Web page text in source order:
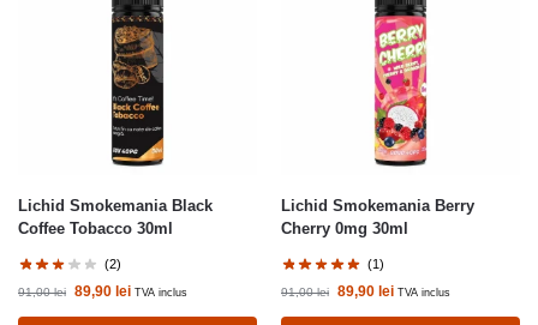
Lichid Smokemania Black
Coffee Tobacco 30ml
(2)
91,00lei 89,90 lei TVA inclus
Lichid Smokemania Berry
Cherry 0mg 30ml
(1)
91,00lei 89,90 lei TVA inclus